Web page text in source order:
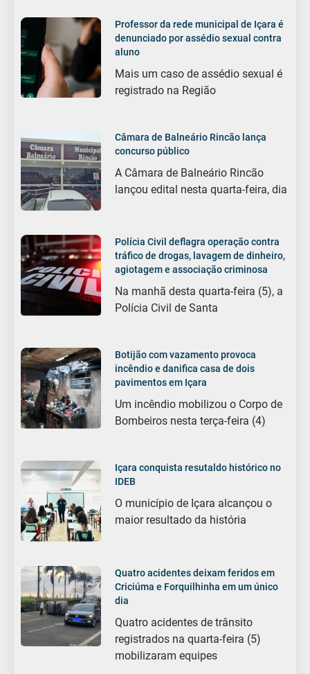
Professor da rede municipal de Içara é
denunciado por assédio sexual contra
aluno
Mais um caso de assédio sexual é
registrado na Região
Câmara de Balneário Rincão lança
concurso público
A Câmara de Balneário Rincão
lançou edital nesta quarta-feira, dia
Polícia Civil deflagra operação contra
tráfico de drogas, lavagem de dinheiro,
agiotagem e associação criminosa
Na manhã desta quarta-feira (5), a
Polícia Civil de Santa
Botijão com vazamento provoca
incêndio e danifica casa de dois
pavimentos em Içara
Um incêndio mobilizou o Corpo de
Bombeiros nesta terça-feira (4)
Içara conquista resutaldo histórico no
IDEB
O município de Içara alcançou o
maior resultado da história
Quatro acidentes deixam feridos em
Criciúma e Forquilhinha em um único
dia
Quatro acidentes de trânsito
registrados na quarta-feira (5)
mobilizaram equipes